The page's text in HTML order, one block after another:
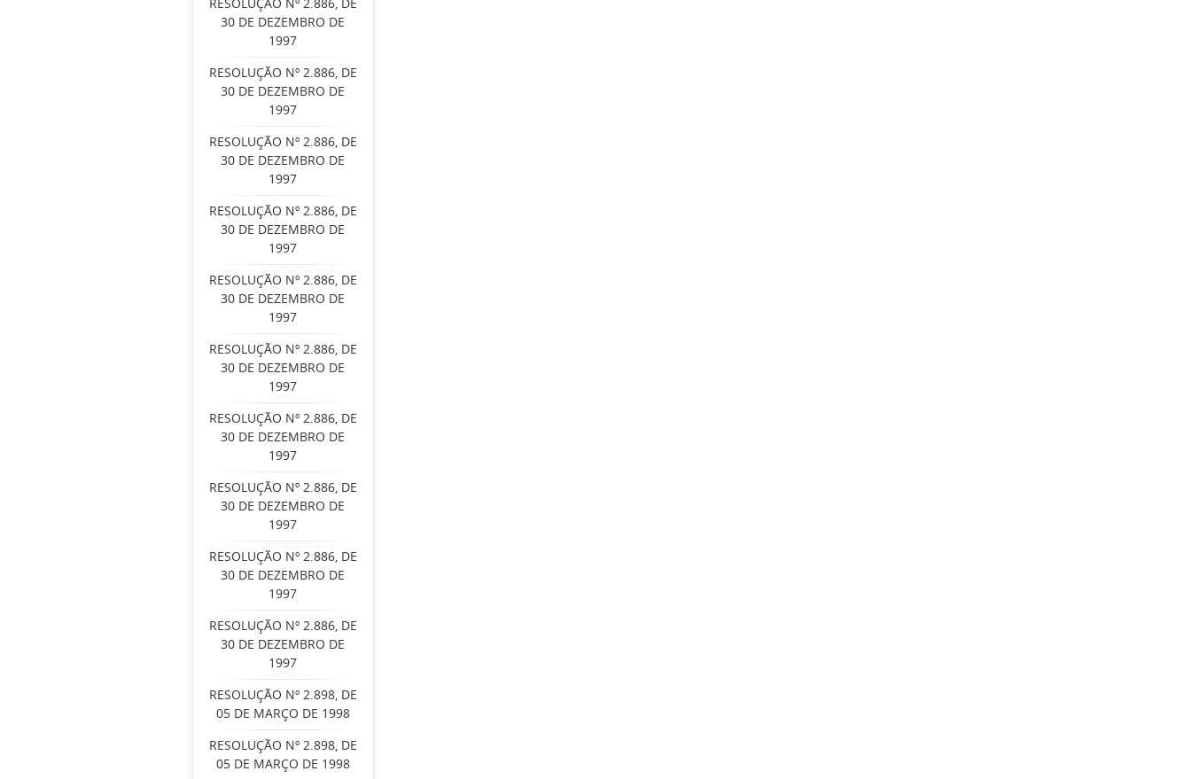
30 DE DEZEMBRO DE
1997
RESOLUÇÃO Nº 2.886, DE
30 DE DEZEMBRO DE
1997
RESOLUÇÃO Nº 2.886, DE
30 DE DEZEMBRO DE
1997
RESOLUÇÃO Nº 2.886, DE
30 DE DEZEMBRO DE
1997
RESOLUÇÃO Nº 2.886, DE
30 DE DEZEMBRO DE
1997
RESOLUÇÃO Nº 2.886, DE
30 DE DEZEMBRO DE
1997
RESOLUÇÃO Nº 2.886, DE
30 DE DEZEMBRO DE
1997
RESOLUÇÃO Nº 2.886, DE
30 DE DEZEMBRO DE
1997
RESOLUÇÃO Nº 2.886, DE
30 DE DEZEMBRO DE
1997
RESOLUÇÃO Nº 2.886, DE
30 DE DEZEMBRO DE
1997
RESOLUÇÃO Nº 2.898, DE
05 DE MARÇO DE 1998
RESOLUÇÃO Nº 2.898, DE
05 DE MARÇO DE 1998